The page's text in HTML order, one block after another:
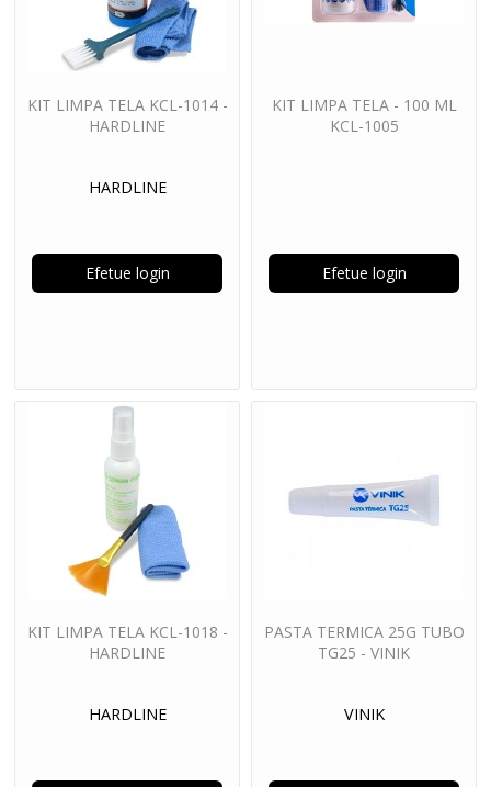
KIT LIMPA TELA KCL-1014 -
HARDLINE
HARDLINE
Efetue login
KIT LIMPA TELA - 100 ML
KCL-1005
Efetue login
KIT LIMPA TELA KCL-1018 -
HARDLINE
HARDLINE
PASTA TERMICA 25G TUBO
TG25 - VINIK
VINIK